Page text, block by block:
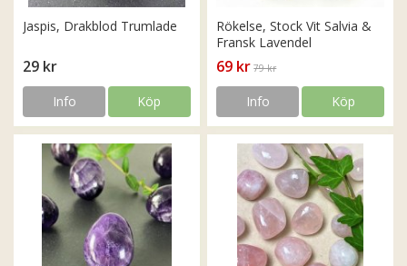
Jaspis, Drakblod Trumlade
29 kr
Info Köp
Rökelse, Stock Vit Salvia &
Fransk Lavendel
69 kr 79 kr
Info Köp